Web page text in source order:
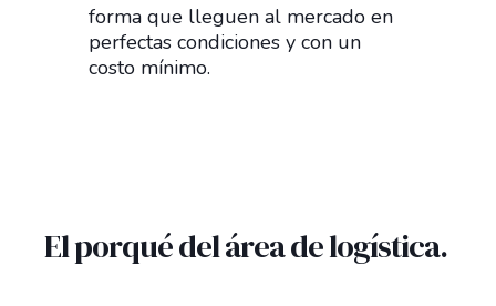
forma que lleguen al mercado en
perfectas condiciones y con un
costo mínimo.
El porqué del área de logística.